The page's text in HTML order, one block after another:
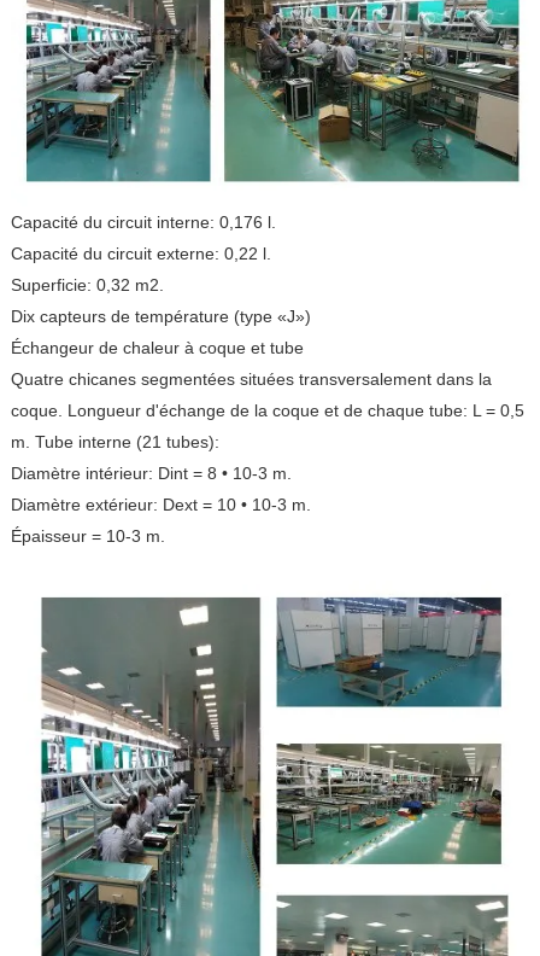
Capacité du circuit interne: 0,176 l.
Capacité du circuit externe: 0,22 l.
Superficie: 0,32 m2.
Dix capteurs de température (type «J»)
Échangeur de chaleur à coque et tube
Quatre chicanes segmentées situées transversalement dans la
coque. Longueur d'échange de la coque et de chaque tube: L = 0,5
m. Tube interne (21 tubes):
Diamètre intérieur: Dint = 8 • 10-3 m.
Diamètre extérieur: Dext = 10 • 10-3 m.
Épaisseur = 10-3 m.